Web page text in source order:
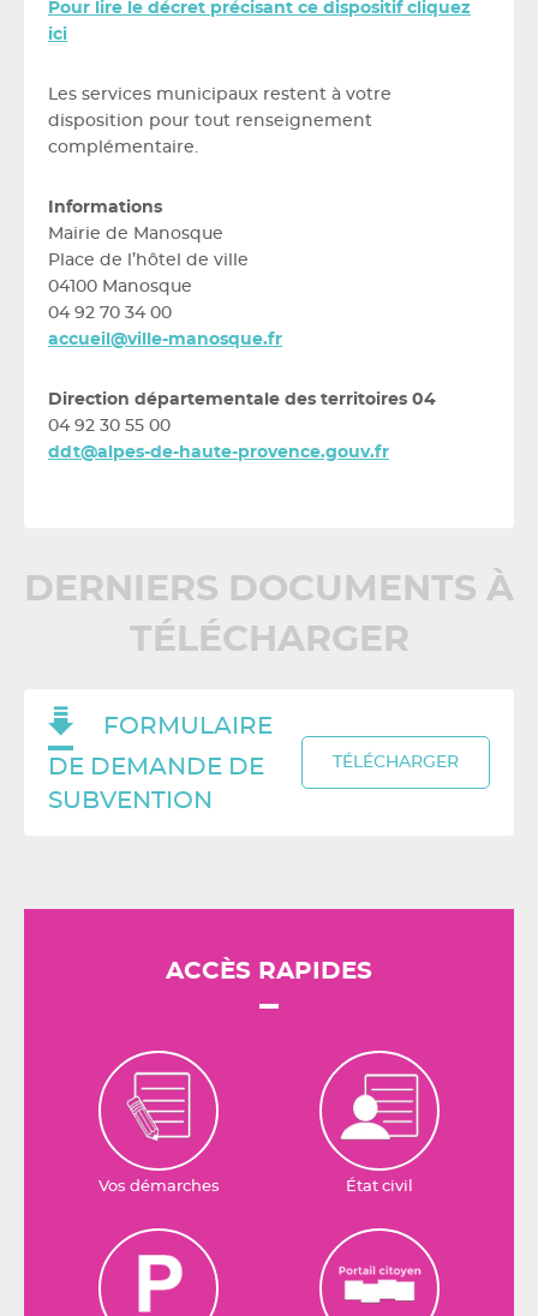
Pour lire le décret précisant ce dispositif cliquez
ici
Les services municipaux restent à votre
disposition pour tout renseignement
complémentaire.
Informations
Mairie de Manosque
Place de l’hôtel de ville
04100 Manosque
04 92 70 34 00
accueil@ville-manosque.fr
Direction départementale des territoires 04
04 92 30 55 00
ddt@alpes-de-haute-provence.gouv.fr
DERNIERS DOCUMENTS À
TÉLÉCHARGER
FORMULAIRE
DE DEMANDE DE
SUBVENTION
TÉLÉCHARGER
ACCÈS RAPIDES
Vos démarches État civil